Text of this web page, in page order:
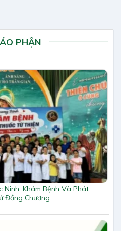
PHẬN
Ninh: Khám Bệnh Và Phát
Đồng Chương